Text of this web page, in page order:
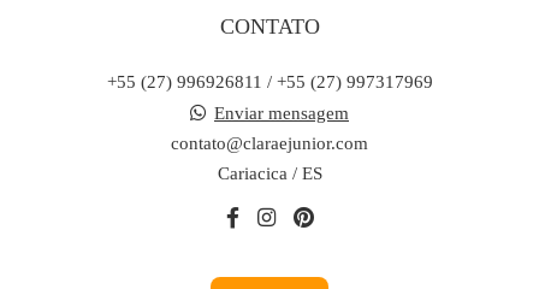
CONTATO
+55 (27) 996926811 / +55 (27) 997317969
Enviar mensagem
contato@claraejunior.com
Cariacica / ES